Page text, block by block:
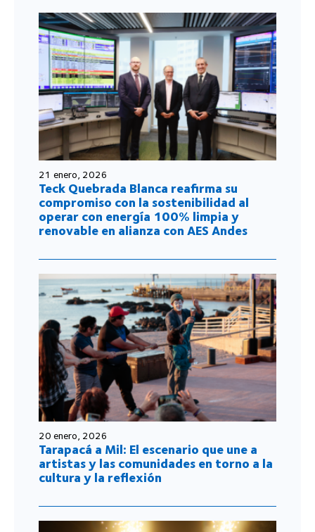
21 enero, 2026
Teck Quebrada Blanca reafirma su
compromiso con la sostenibilidad al
operar con energía 100% limpia y
renovable en alianza con AES Andes
20 enero, 2026
Tarapacá a Mil: El escenario que une a
artistas y las comunidades en torno a la
cultura y la reflexión